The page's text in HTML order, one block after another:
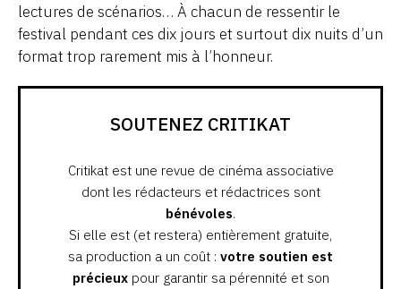
lectures de scénarios… À chacun de ressentir le
festival pendant ces dix jours et surtout dix nuits d’un
format trop rarement mis à l’honneur.
SOUTENEZ CRITIKAT
Critikat est une revue de cinéma associative
dont les rédacteurs et rédactrices sont
bénévoles.
Si elle est (et restera) entièrement gratuite,
sa production a un coût : votre soutien est
précieuxpour garantir sa pérennité et son